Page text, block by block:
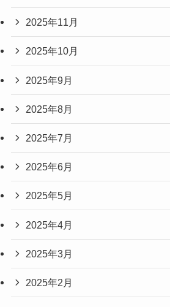
2025年11月
2025年10月
2025年9月
2025年8月
2025年7月
2025年6月
2025年5月
2025年4月
2025年3月
2025年2月